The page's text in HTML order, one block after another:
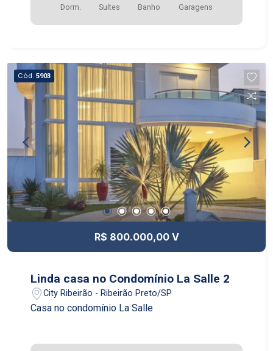
Dorm. Suítes Banho Garagens
Cód. 5903
R$ 800.000,00 V
Linda casa no Condomínio La Salle 2
City Ribeirão - Ribeirão Preto/SP
Casa no condomínio La Salle